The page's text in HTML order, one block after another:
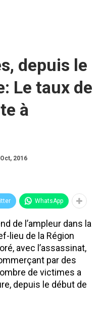
depuis le
Le taux de
à
2016
WhatsApp
de l’ampleur dans la
lieu de la Région
avec l’assassinat,
par des
de victimes a
depuis le début de